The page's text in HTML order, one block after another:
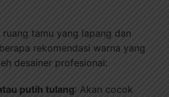
tamu yang lapang dan
rekomendasi warna yang
desainer profesional:
putih tulang: Akan cocok